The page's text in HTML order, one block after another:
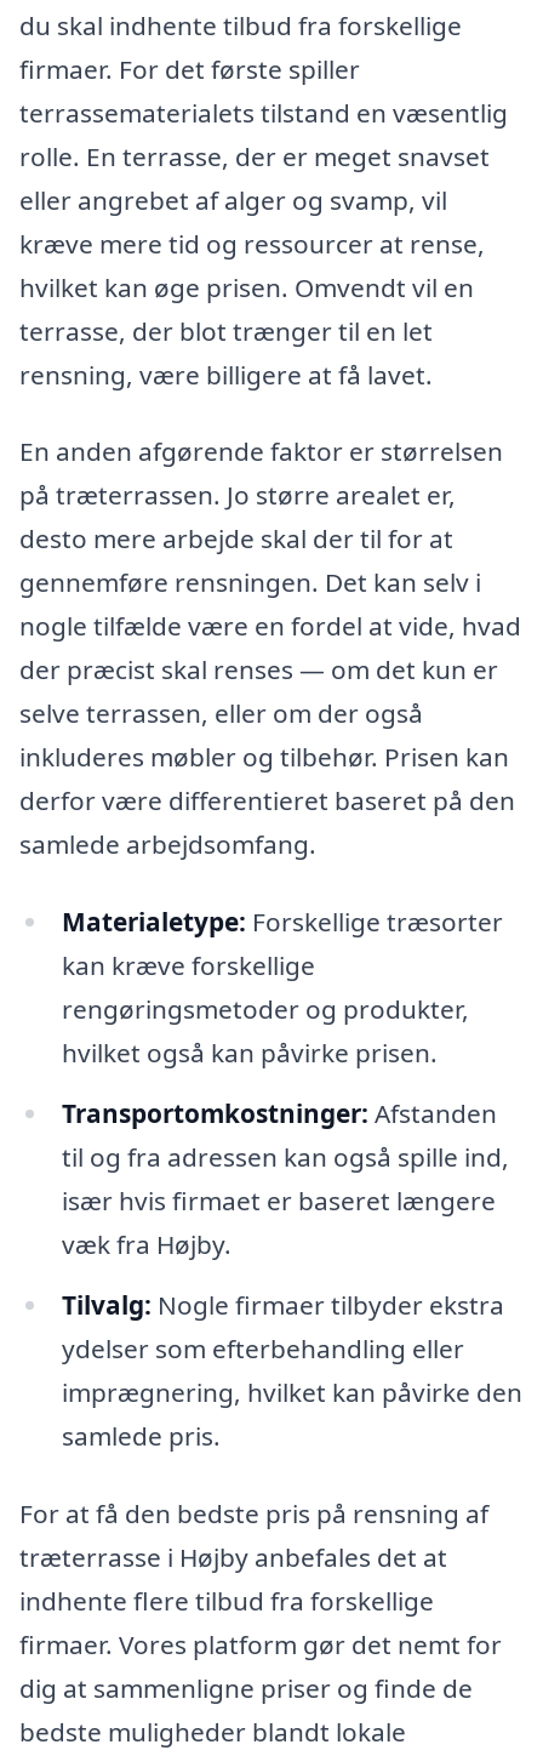
du skal indhente tilbud fra forskellige
firmaer. For det første spiller
terrassematerialets tilstand en væsentlig
rolle. En terrasse, der er meget snavset
eller angrebet af alger og svamp, vil
kræve mere tid og ressourcer at rense,
hvilket kan øge prisen. Omvendt vil en
terrasse, der blot trænger til en let
rensning, være billigere at få lavet.
En anden afgørende faktor er størrelsen
på træterrassen. Jo større arealet er,
desto mere arbejde skal der til for at
gennemføre rensningen. Det kan selv i
nogle tilfælde være en fordel at vide, hvad
der præcist skal renses — om det kun er
selve terrassen, eller om der også
inkluderes møbler og tilbehør. Prisen kan
derfor være differentieret baseret på den
samlede arbejdsomfang.
Materialetype: Forskellige træsorter
kan kræve forskellige
rengøringsmetoder og produkter,
hvilket også kan påvirke prisen.
Transportomkostninger: Afstanden
til og fra adressen kan også spille ind,
især hvis firmaet er baseret længere
væk fra Højby.
Tilvalg: Nogle firmaer tilbyder ekstra
ydelser som efterbehandling eller
imprægnering, hvilket kan påvirke den
samlede pris.
For at få den bedste pris på rensning af
træterrasse i Højby anbefales det at
indhente flere tilbud fra forskellige
firmaer. Vores platform gør det nemt for
dig at sammenligne priser og finde de
bedste muligheder blandt lokale